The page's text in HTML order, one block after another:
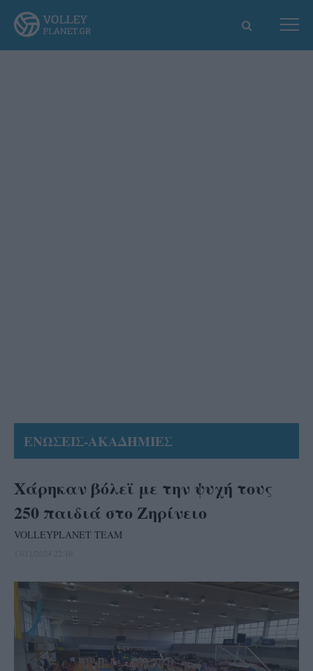
ΕΝΩΣΕΙΣ-ΑΚΑΔΗΜΙΕΣ
Χάρηκαν βόλεϊ με την ψυχή τους
250 παιδιά στο Ζηρίνειο
VOLLEYPLANET TEAM